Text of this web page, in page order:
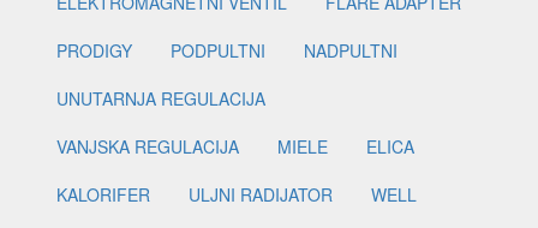
PRODIGY
PODPULTNI
NADPULTNI
UNUTARNJA REGULACIJA
VANJSKA REGULACIJA
MIELE
ELICA
KALORIFER
ULJNI RADIJATOR
WELL